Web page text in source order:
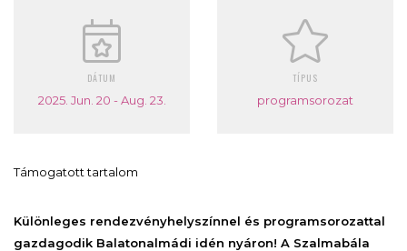
DÁTUM
2025. Jun. 20 - Aug. 23.
TÍPUS
programsorozat
Támogatott tartalom
Különleges rendezvényhelyszínnel és programsorozattal
gazdagodik Balatonalmádi idén nyáron! A Szalmabála